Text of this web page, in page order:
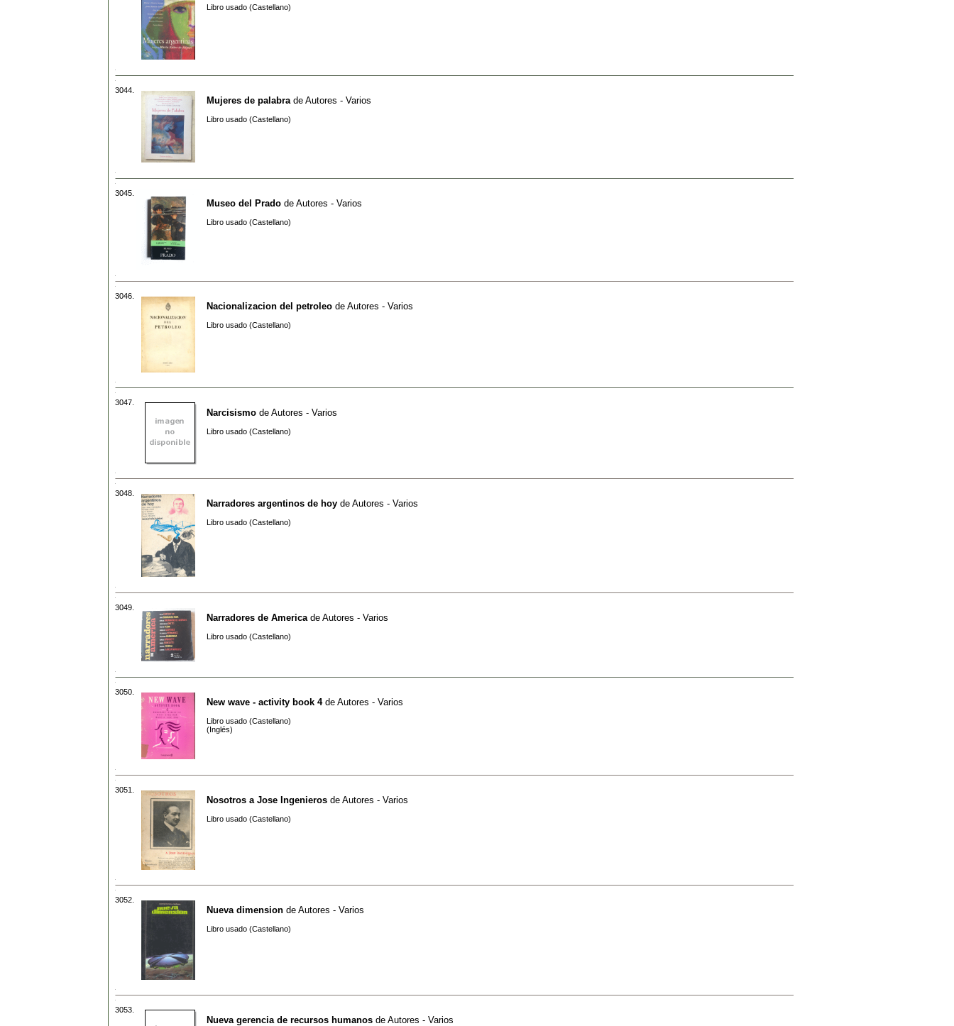
Libro usado (Castellano)
3044.
Mujeres de palabra de Autores - Varios
Libro usado (Castellano)
3045.
Museo del Prado de Autores - Varios
Libro usado (Castellano)
3046.
Nacionalizacion del petroleo de Autores - Varios
Libro usado (Castellano)
3047.
Narcisismo de Autores - Varios
Libro usado (Castellano)
3048.
Narradores argentinos de hoy de Autores - Varios
Libro usado (Castellano)
3049.
Narradores de America de Autores - Varios
Libro usado (Castellano)
3050.
New wave - activity book 4de Autores - Varios
Libro usado (Castellano)
(Inglés)
3051.
Nosotros a Jose Ingenieros de Autores - Varios
Libro usado (Castellano)
3052.
Nueva dimension de Autores - Varios
Libro usado (Castellano)
3053.
Nueva gerencia de recursos humanos de Autores - Varios